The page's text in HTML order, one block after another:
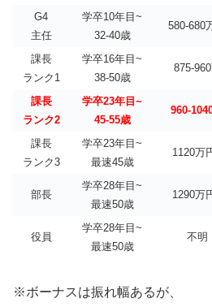
G4
主任
学卒10年目~
32-40歳
580-680
課長
ランク1
学卒16年目~
38-50歳
875-
課長
ランク2
学卒23年目~
45-55歳
960-
課長
ランク3
学卒23年目~
最速45歳
1120万
部長
学卒28年目~
最速50歳
1290万
役員
学卒28年目~
最速50歳
不明
※ボーナスは振れ幅あるが、